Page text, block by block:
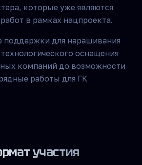
которые уже являются
в рамках нацпроекта.
поддержки для наращивания
оснащения
компаний до возможности
работы для ГК
участия